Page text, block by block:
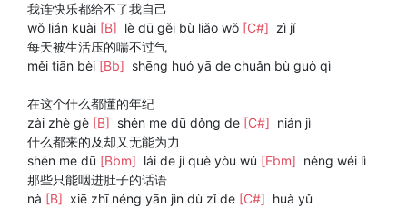
我连快乐都给不了我自己
wǒ lián kuài [B] lè dū gěi bù liǎo wǒ [C#] zì jǐ
每天被生活压的喘不过气
měi tiān bèi [Bb] shēng huó yā de chuǎn bù guò qì
在这个什么都懂的年纪
zài zhè gè [B] shén me dū dǒng de [C#] nián jì
什么都来的及却又无能为力
shén me dū [Bbm] lái de jí què yòu wú [Ebm] néng wéi lì
那些只能咽进肚子的话语
nà [B] xiē zhī néng yān jìn dù zǐ de [C#] huà yǔ